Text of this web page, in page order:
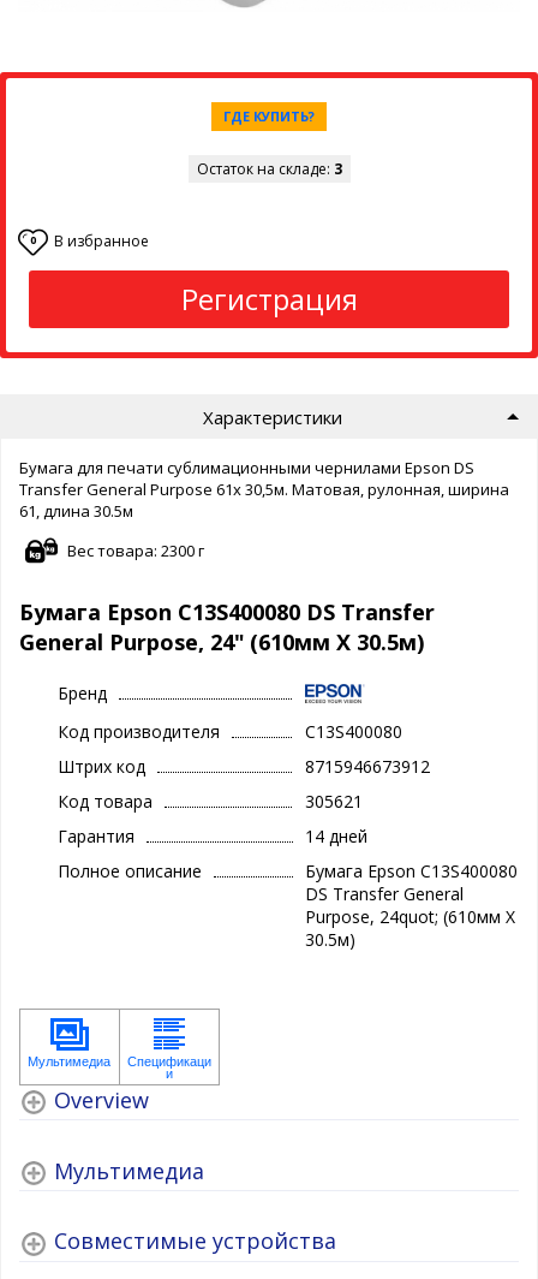
ГДЕ КУПИТЬ?
Остаток на складе: 3
0 В избранное
Регистрация
Характеристики
Бумага для печати сублимационными чернилами Epson DS
Transfer General Purpose 61x 30,5м. Матовая, рулонная, ширина
61, длина 30.5м
Вес товара: 2300 г
Бумага Epson C13S400080 DS Transfer
General Purpose, 24" (610мм X 30.5м)
Бренд
Код производителя
C13S400080
Штрих код
8715946673912
Код товара
305621
Гарантия
14 дней
Полное описание
Бумага Epson C13S400080
DS Transfer General
Purpose, 24quot; (610мм X
30.5м)
Overview
Мультимедиа
Совместимые устройства